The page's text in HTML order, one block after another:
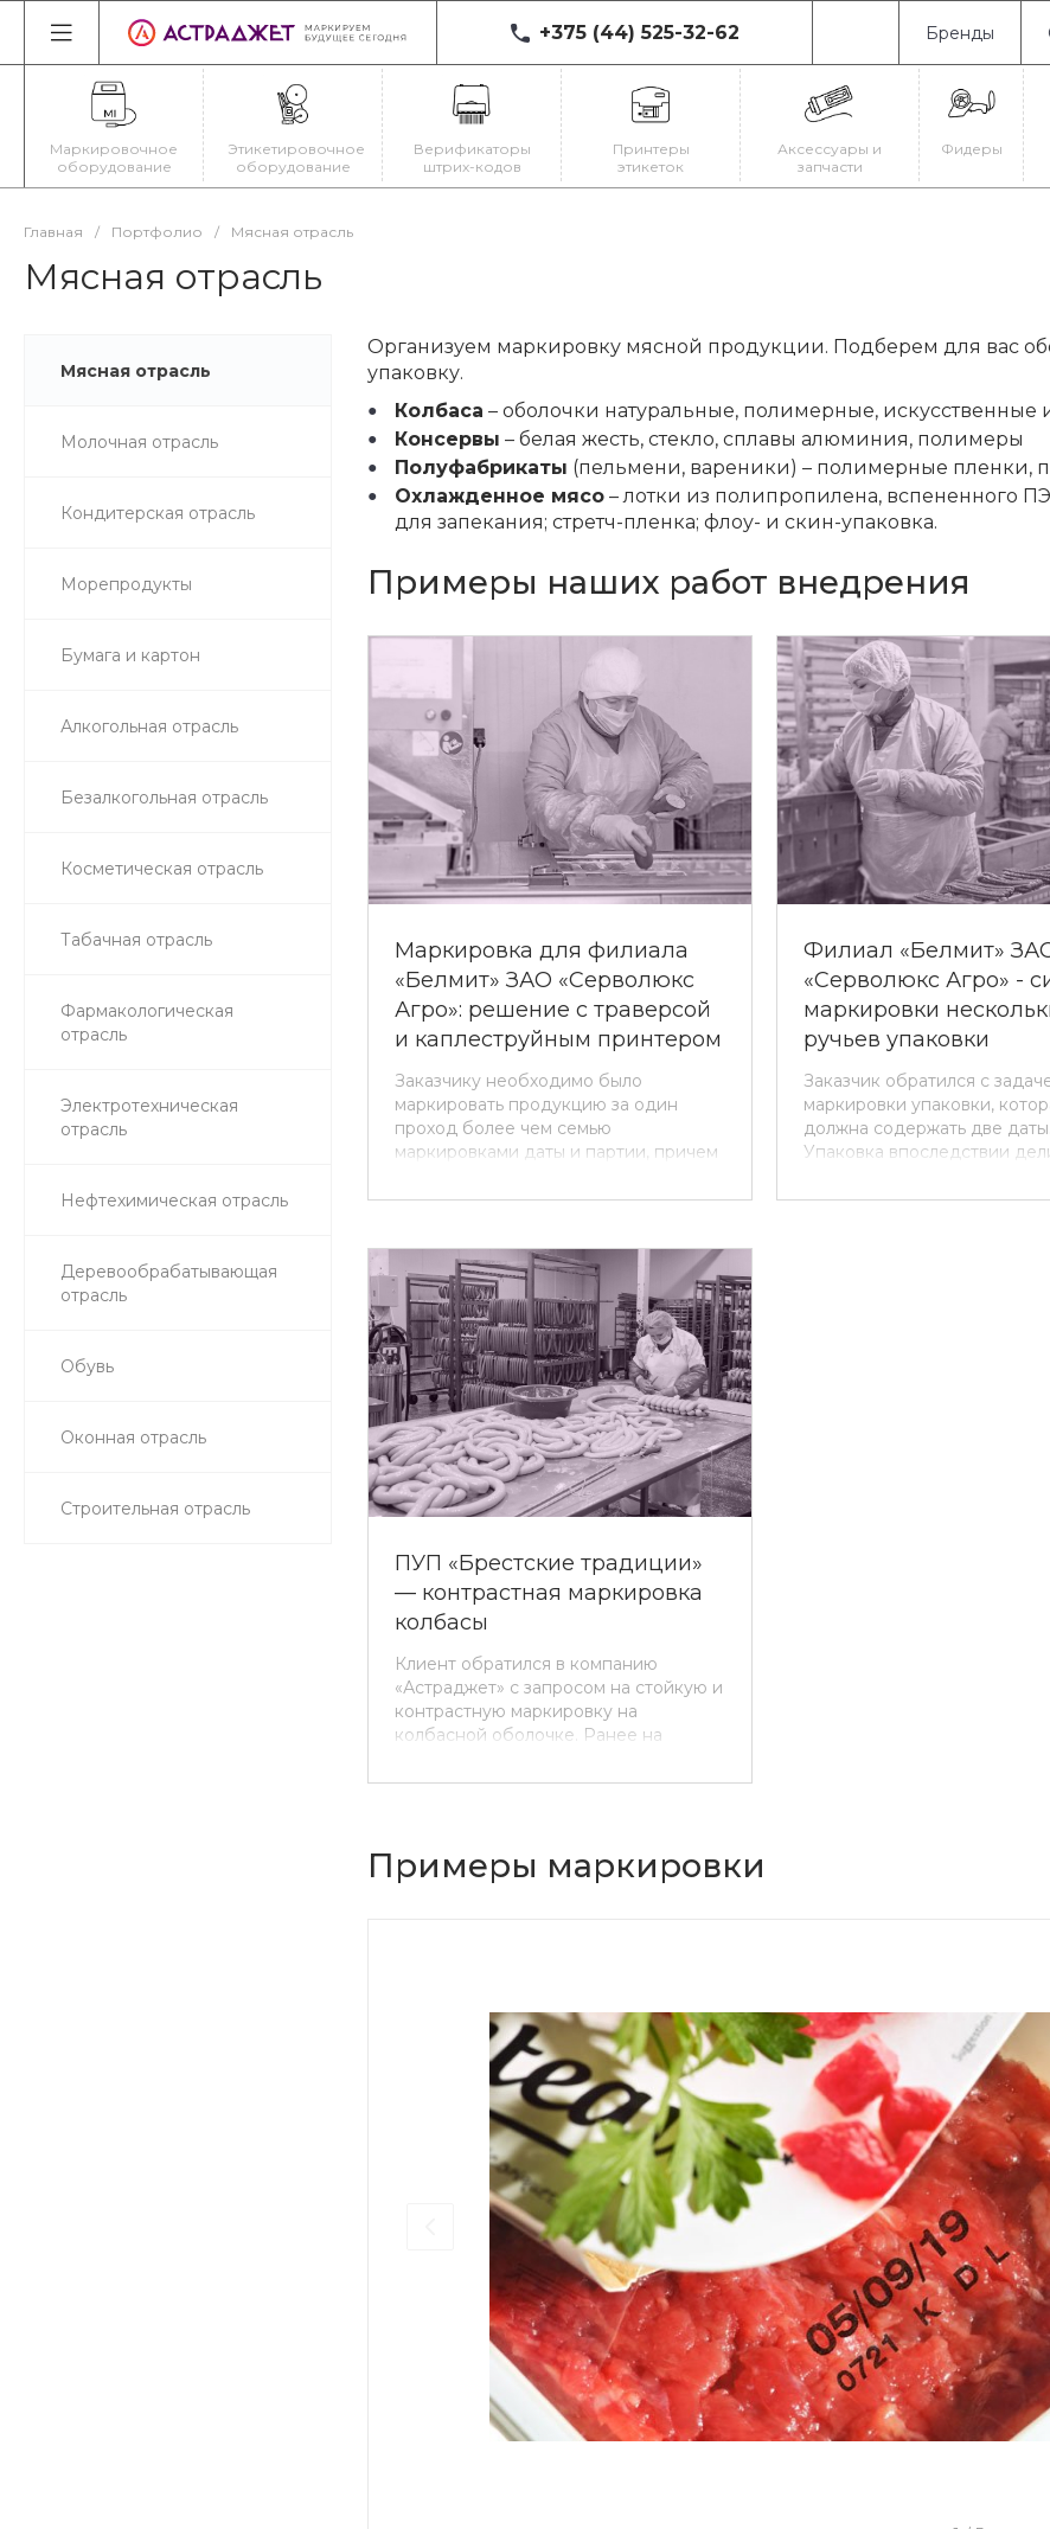
+375 (44) 525-32-62
+375 (44) 525-32-62
220080, г. Минск, ул.
Ириновская, 19
Пн-Пт: с 9:00 до 18:00
Cб-Вс: Выходной
Бренды
Маркировочное
оборудование
Этикетировочное
оборудование
Верификаторы
штрих-кодов
Принтеры
этикеток
Аксессуары и
запчасти
Фидеры
Главная / Портфолио / Мясная отрасль
Мясная отрасль
Мясная отрасль
Молочная отрасль
Кондитерская отрасль
Морепродукты
Бумага и картон
Алкогольная отрасль
Безалкогольная отрасль
Косметическая отрасль
Табачная отрасль
Фармакологическая
отрасль
Электротехническая
отрасль
Нефтехимическая отрасль
Деревообрабатывающая
отрасль
Обувь
Оконная отрасль
Строительная отрасль
Организуем маркировку мясной продукции. Подберем для вас
упаковку.
Колбаса – оболочки натуральные, полимерные, искусственные
Консервы – белая жесть, стекло, сплавы алюминия, полимеры
Полуфабрикаты (пельмени, вареники) – полимерные пленки,
Охлажденное мясо– лотки из полипропилена, вспененного
для запекания; стретч-пленка; флоу- и скин-упаковка.
Примеры наших работ внедрения
Маркировка для филиала
«Белмит» ЗАО «Серволюкс
Агро»: решение с траверсой
и каплеструйным принтером
Заказчику необходимо было
маркировать продукцию за один
проход более чем семью
маркировками даты и партии, причем
Это задача не из простых, требующая
маркировочного оборудования.
Филиал «Белмит»
«Серволюкс Агро» -
маркировки
ручьев упаковки
Заказчик обратился с
маркировки упаковки,
должна содержать две даты.
Упаковка впоследствии
эффективный процесс
ПУП «Брестские традиции»
— контрастная маркировка
колбасы
Клиент обратился в компанию
«Астраджет» с запросом на стойкую и
контрастную маркировку на
колбасной оболочке. Ранее на
принтеры-маркираторы
Примеры маркировки